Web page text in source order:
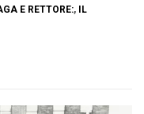
E RETTORE:,
IL